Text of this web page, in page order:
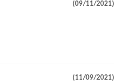
(09/11/2021)
(11/09/2021)